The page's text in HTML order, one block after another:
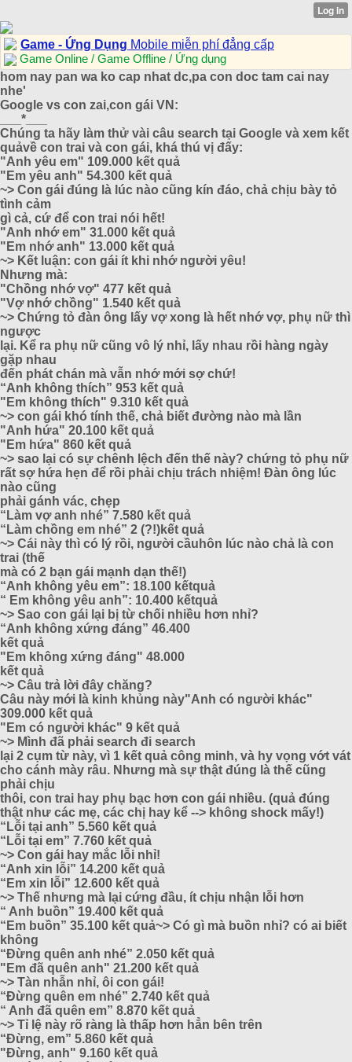
Game - Ứng Dụng Mobile miễn phí đẳng cấp
Game Online / Game Offline / Ứng dụng
hom nay pan wa ko cap nhat dc,pa con doc tam cai nay
nhe'
Google vs con zai,con gái VN:
___*___
Chúng ta hãy làm thử vài câu search tại Google và xem kết
quảvề con trai và con gái, khá thú vị đấy:
"Anh yêu em" 109.000 kết quả
"Em yêu anh" 54.300 kết quả
~> Con gái đúng là lúc nào cũng kín đáo, chả chịu bày tỏ
tình cảm
gì cả, cứ để con trai nói hết!
"Anh nhớ em" 31.000 kết quả
"Em nhớ anh" 13.000 kết quả
~> Kết luận: con gái ít khi nhớ người yêu!
Nhưng mà:
"Chồng nhớ vợ" 477 kết quả
"Vợ nhớ chồng" 1.540 kết quả
~> Chứng tỏ đàn ông lấy vợ xong là hết nhớ vợ, phụ nữ thì
ngược
lại. Kể ra phụ nữ cũng vô lý nhỉ, lấy nhau rồi hàng ngày
gặp nhau
đến phát chán mà vẫn nhớ mới sợ chứ!
“Anh không thích” 953 kết quả
"Em không thích" 9.310 kết quả
~> con gái khó tính thế, chả biết đường nào mà lần
"Anh hứa" 20.100 kết quả
"Em hứa" 860 kết quả
~> sao lại có sự chênh lệch đến thế này? chứng tỏ phụ nữ
rất sợ hứa hẹn để rồi phải chịu trách nhiệm! Đàn ông lúc
nào cũng
phải gánh vác, chẹp
“Làm vợ anh nhé” 7.580 kết quả
“Làm chồng em nhé” 2 (?!)kết quả
~> Cái này thì có lý rồi, người cầuhôn lúc nào chả là con
trai (thế
mà có 2 bạn gái mạnh dạn thế!)
“Anh không yêu em”: 18.100 kếtquả
“ Em không yêu anh”: 10.400 kếtquả
~> Sao con gái lại bị từ chối nhiều hơn nhỉ?
“Anh không xứng đáng” 46.400
kết quả
"Em không xứng đáng" 48.000
kết quả
~> Câu trả lời đây chăng?
Câu này mới là kinh khủng này"Anh có người khác"
309.000 kết quả
"Em có người khác" 9 kết quả
~> Mình đã phải search đi search
lại 2 cụm từ này, vì 1 kết quả công minh, và hy vọng vớt vát
cho cánh mày râu. Nhưng mà sự thật đúng là thế cũng
phải chịu
thôi, con trai hay phụ bạc hơn con gái nhiều. (quả đúng
thật như các mẹ, các chị hay kể --> không shock mấy!)
“Lỗi tại anh” 5.560 kết quả
“Lỗi tại em” 7.760 kết quả
~> Con gái hay mắc lỗi nhỉ!
“Anh xin lỗi” 14.200 kết quả
“Em xin lỗi” 12.600 kết quả
~> Thế nhưng mà lại cứng đầu, ít chịu nhận lỗi hơn
“ Anh buồn” 19.400 kết quả
“Em buồn” 35.100 kết quả~> Có gì mà buồn nhỉ? có ai biết
không
“Đừng quên anh nhé” 2.050 kết quả
"Em đã quên anh" 21.200 kết quả
~> Tàn nhẫn nhỉ, ôi con gái!
“Đừng quên em nhé” 2.740 kết quả
“ Anh đã quên em” 8.870 kết quả
~> Tỉ lệ này rõ ràng là thấp hơn hẳn bên trên
“Đừng, em” 5.860 kết quả
"Đừng, anh" 9.160 kết quả